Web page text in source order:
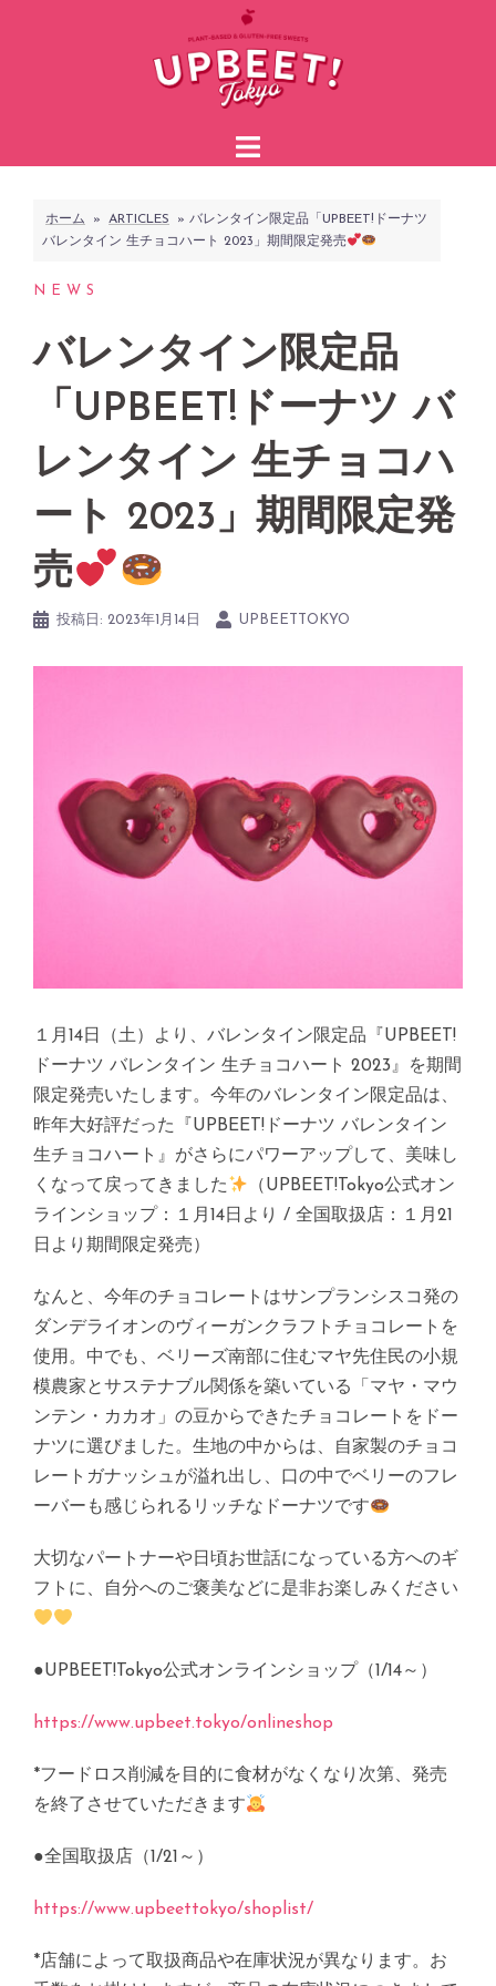
へ
ホーム » ARTICLES » バレンタイン限定品「UPBEET!ドーナツ
バレンタイン 生チョコハート 2023」期間限定発売
NEWS
バレンタイン限定品
「UPBEET!ドーナツ バ
レンタイン 生チョコハ
ート 2023」期間限定発
売
投稿日: 2023年1月14日 UPBEETTOKYO
１月14日（土）より、バレンタイン限定品『UPBEET!
ドーナツ バレンタイン 生チョコハート 2023』を期間
限定発売いたします。今年のバレンタイン限定品は、
昨年大好評だった『UPBEET!ドーナツ バレンタイン
生チョコハート』がさらにパワーアップして、美味し
くなって戻ってきました
（UPBEET!Tokyo公式オン
ラインショップ：１月14日より / 全国取扱店：１月21
日より期間限定発売）
なんと、今年のチョコレートはサンプランシスコ発の
ダンデライオンのヴィーガンクラフトチョコレートを
使用。中でも、ベリーズ南部に住むマヤ先住民の小規
模農家とサステナブル関係を築いている「マヤ・マウ
ンテン・カカオ」の豆からできたチョコレートをドー
ナツに選びました。生地の中からは、自家製のチョコ
レートガナッシュが溢れ出し、口の中でベリーのフレ
ーバーも感じられるリッチなドーナツです
大切なパートナーや日頃お世話になっている方へのギ
フトに、自分へのご褒美などに是非お楽しみください
●UPBEET!Tokyo公式オンラインショップ（1/14～）
https://www.upbeet.tokyo/onlineshop
*フードロス削減を目的に食材がなくなり次第、発売
を終了させていただきます
●全国取扱店（1/21～）
https://www.upbeettokyo/shoplist/
*店舗によって取扱商品や在庫状況が異なります。お